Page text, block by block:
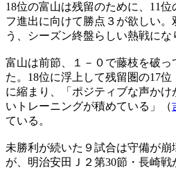
18位の富山は残留のために、11
フ進出に向けて勝点３が欲しい
う、シーズン終盤らしい熱戦にな
富山は前節、１－０で藤枝を破っ
た。18位に浮上して残留圏の17位
に縮まり、「ポジティブな声かけ
いトレーニングが積めている」（
ている。
未勝利が続いた９試合は守備が崩
が、明治安田Ｊ２第30節・長崎